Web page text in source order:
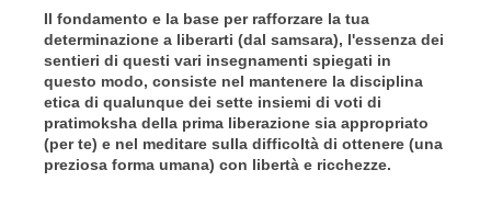
Il fondamento e la base per rafforzare la tua
determinazione a liberarti (dal samsara), l'essenza dei
sentieri di questi vari insegnamenti spiegati in
questo modo, consiste nel mantenere la disciplina
etica di qualunque dei sette insiemi di voti di
pratimoksha della prima liberazione sia appropriato
(per te) e nel meditare sulla difficoltà di ottenere (una
preziosa forma umana) con libertà e ricchezze.